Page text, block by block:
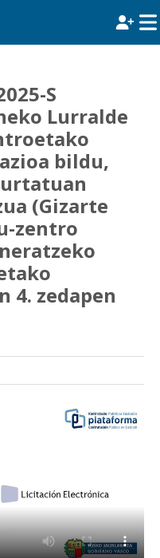
S
Lurralde
bildu,
(Gizarte
zentro
4. zedapen